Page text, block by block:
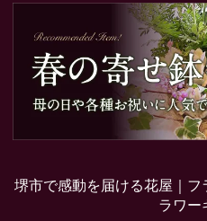
堺市で感動を届ける花屋｜
ラワー